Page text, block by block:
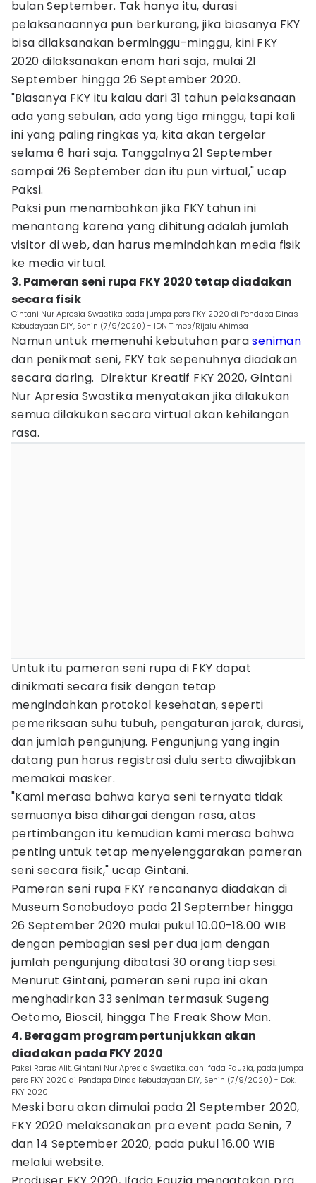
bulan September. Tak hanya itu, durasi
pelaksanaannya pun berkurang, jika biasanya FKY
bisa dilaksanakan berminggu-minggu, kini FKY
2020 dilaksanakan enam hari saja, mulai 21
September hingga 26 September 2020.
"Biasanya FKY itu kalau dari 31 tahun pelaksanaan
ada yang sebulan, ada yang tiga minggu, tapi kali
ini yang paling ringkas ya, kita akan tergelar
selama 6 hari saja. Tanggalnya 21 September
sampai 26 September dan itu pun virtual," ucap
Paksi.
Paksi pun menambahkan jika FKY tahun ini
menantang karena yang dihitung adalah jumlah
visitor di web, dan harus memindahkan media fisik
ke media virtual.
3. Pameran seni rupa FKY 2020 tetap diadakan
secara fisik
Gintani Nur Apresia Swastika pada jumpa pers FKY 2020 di Pendapa Dinas
Kebudayaan DIY, Senin (7/9/2020) - IDN Times/Rijalu Ahimsa
Namun untuk memenuhi kebutuhan paraseniman
dan penikmat seni, FKY tak sepenuhnya diadakan
secara daring. Direktur Kreatif FKY 2020, Gintani
Nur Apresia Swastika menyatakan jika dilakukan
semua dilakukan secara virtual akan kehilangan
rasa.
Untuk itu pameran seni rupa di FKY dapat
dinikmati secara fisik dengan tetap
mengindahkan protokol kesehatan, seperti
pemeriksaan suhu tubuh, pengaturan jarak, durasi,
dan jumlah pengunjung. Pengunjung yang ingin
datang pun harus registrasi dulu serta diwajibkan
memakai masker.
"Kami merasa bahwa karya seni ternyata tidak
semuanya bisa dihargai dengan rasa, atas
pertimbangan itu kemudian kami merasa bahwa
penting untuk tetap menyelenggarakan pameran
seni secara fisik," ucap Gintani.
Pameran seni rupa FKY rencananya diadakan di
Museum Sonobudoyo pada 21 September hingga
26 September 2020 mulai pukul 10.00-18.00 WIB
dengan pembagian sesi per dua jam dengan
jumlah pengunjung dibatasi 30 orang tiap sesi.
Menurut Gintani, pameran seni rupa ini akan
menghadirkan 33 seniman termasuk Sugeng
Oetomo, Bioscil, hingga The Freak Show Man.
4. Beragam program pertunjukkan akan
diadakan pada FKY 2020
Paksi Raras Alit, Gintani Nur Apresia Swastika, dan Ifada Fauzia, pada jumpa
pers FKY 2020 di Pendapa Dinas Kebudayaan DIY, Senin (7/9/2020) - Dok.
FKY 2020
Meski baru akan dimulai pada 21 September 2020,
FKY 2020 melaksanakan pra event pada Senin, 7
dan 14 September 2020, pada pukul 16.00 WIB
melalui website.